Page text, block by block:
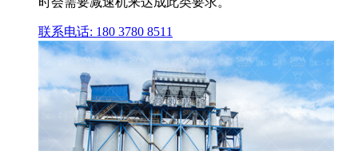
联系电话: 180 3780 8511